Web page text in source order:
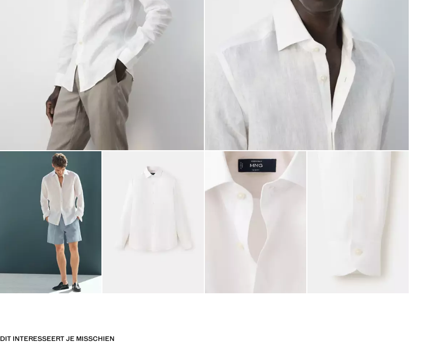
DIT INTERESSEERT JE MISSCHIEN